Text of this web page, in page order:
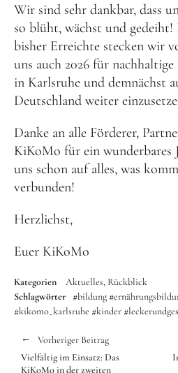
Wir sind sehr dankbar, dass
so blüht, wächst und gedeiht!
bisher Erreichte stecken wir
uns auch 2026 für
in Karlsruhe und demnächst
Deutschland weiter
Danke an alle Förderer,
KiKoMo für ein wunderbares
uns schon auf alles, was
verbunden!
Herzlichst,
Euer KiKoMo
Kategorien Aktuelles Rückblick
Schlagwörter
#bildung
#kikomo_karlsruhe #kinder
Vorheriger Beitrag
Vielfältig im Einsatz: Das
KiKoMo in der zweiten